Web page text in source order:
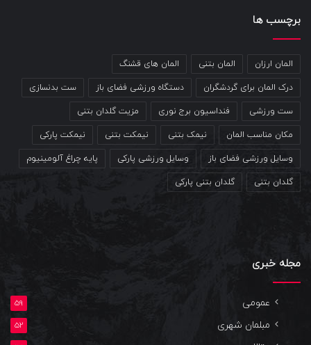
برچسب ها
المان ارزان المان بتنی المان های قشنگ
درک المان برای گردشگران دستگاه ورزشی فضای باز ست بدنسازی
ست ورزشی فنداسیون برج نوری مزیت گلدان بتنی
مکان مناسب المان نیمک بتنی نیمکت بتنی نیمکت پارکی
وسایل ورزشی فضای باز وسایل ورزشی پارکی پایه چراغ آلومینیوم
گلدان بتنی گلدان بتنی پارکی
مجله خبری
عمومی 59
مبلمان شهری 52